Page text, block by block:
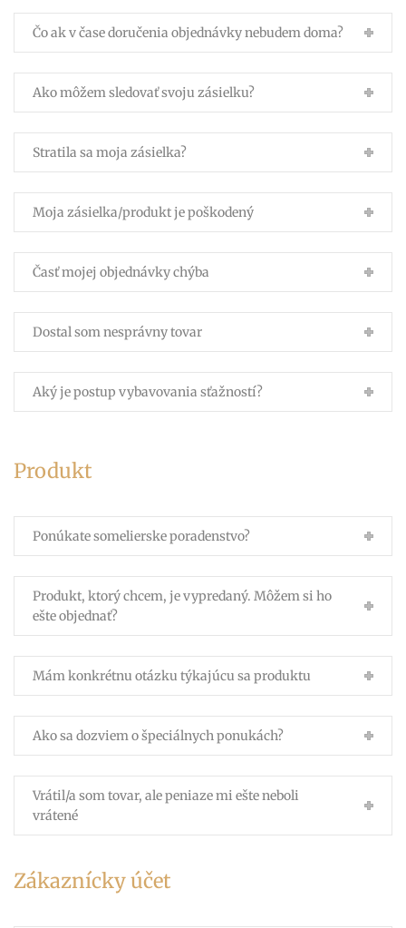
Čo ak v čase doručenia objednávky nebudem doma?
Ako môžem sledovať svoju zásielku?
Stratila sa moja zásielka?
Moja zásielka/produkt je poškodený
Časť mojej objednávky chýba
Dostal som nesprávny tovar
Aký je postup vybavovania sťažností?
Produkt
Ponúkate somelierske poradenstvo?
Produkt, ktorý chcem, je vypredaný. Môžem si ho
ešte objednať?
Mám konkrétnu otázku týkajúcu sa produktu
Ako sa dozviem o špeciálnych ponukách?
Vrátil/a som tovar, ale peniaze mi ešte neboli
vrátené
Zákaznícky účet